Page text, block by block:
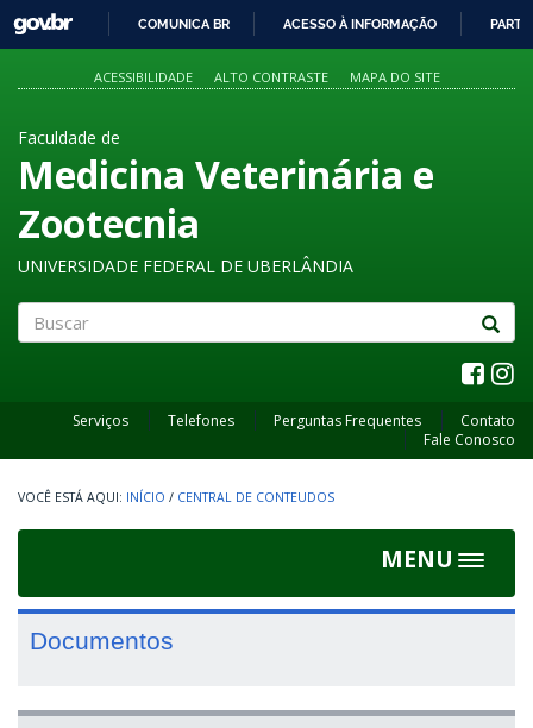
PARA
O
GOVBR
COMUNICA BR ACESSO À INFORMAÇÃO
ACESSIBILIDADE ALTO CONTRASTE MAPA DO SITE
Faculdade de
Medicina Veterinária e
Zootecnia
UNIVERSIDADE FEDERAL DE UBERLÂNDIA
Serviços Telefones Perguntas Frequentes
Contato
Fale Conosco
INÍCIO / CENTRAL DE CONTEUDOS
MENU
Toggle
Documentos